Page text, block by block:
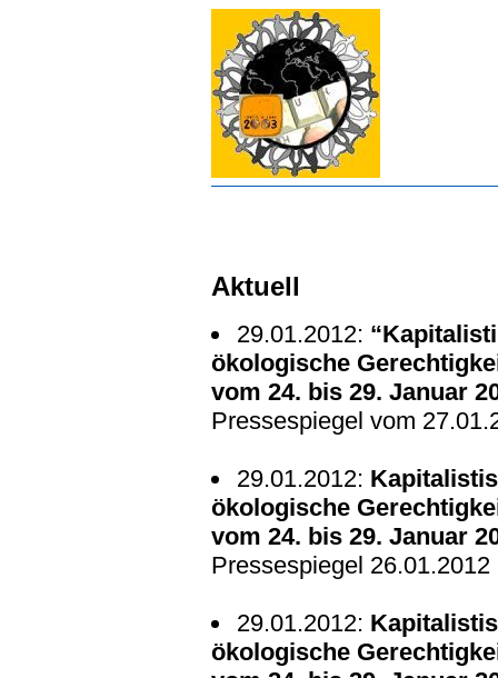
Aktuell
29.01.2012:
ökologische
vom 24. bis 29. Januar
Pressespiegel vom
29.01.2012:
ökologische
vom 24. bis 29. Januar
Pressespiegel 26.01.2012
29.01.2012:
ökologische